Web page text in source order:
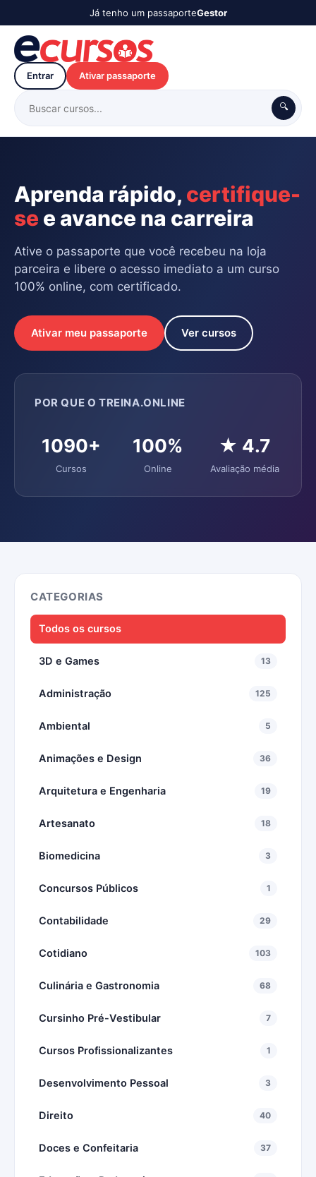
Já tenho um passaporteGestor
🔍
Entrar Ativar passaporte
Aprenda rápido, certifique-
se e avance na carreira
Ative o passaporte que você recebeu na loja
parceira e libere o acesso imediato a um curso
100% online, com certificado.
Ativar meu passaporte Ver cursos
POR QUE O TREINA.ONLINE
1090+
Cursos
100%
Online
★ 4.7
Avaliação média
CATEGORIAS
Todos os cursos
3D e Games 13
Administração 125
Ambiental 5
Animações e Design 36
Arquitetura e Engenharia 19
Artesanato 18
Biomedicina 3
Concursos Públicos 1
Contabilidade 29
Cotidiano 103
Culinária e Gastronomia 68
Cursinho Pré-Vestibular 7
Cursos Profissionalizantes 1
Desenvolvimento Pessoal 3
Direito 40
Doces e Confeitaria 37